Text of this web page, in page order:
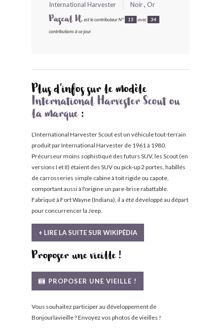
International Harvester
Noir, Or
Pascal N. est le contributeur N° 15 avec 34
contributions à ce jour.
Plus d'infos sur le modèle
International Harvester Scout ou
la marque:
L’International Harvester Scout est un véhicule tout-terrain
produit par International Harvester de 1961 à 1980.
Précurseur moins sophistiqué des futurs SUV, les Scout (en
versions I et II) étaient des SUV ou pick-up 2 portes, habillés
de carrosseries simple cabine à toit rigide ou capote,
comportant aussi à l'origine un pare-brise rabattable.
Fabriqué à Fort Wayne (Indiana), il a été développé au départ
pour concurrencer la Jeep.
+ LIRE LA SUITE SUR WIKIPÉDIA
Proposer une vieille !
PROPOSER UNE VIEILLE !
Vous souhaitez participer au développement de
Bonjourlavieille ? Envoyez vos photos de vieilles !